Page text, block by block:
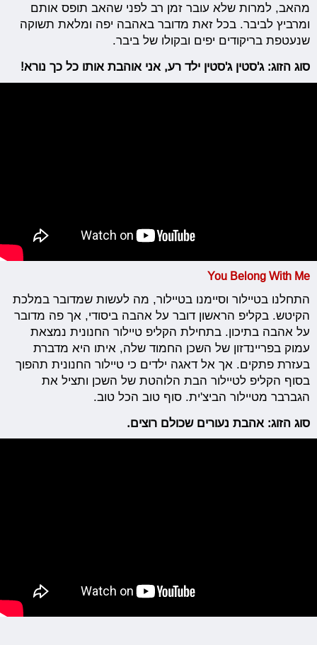
מהאב, למרות שלא עובר זמן רב לפני שהאב תופס אותם
ומרביץ לביבר. בכל זאת מדובר באהבה יפה ומלאת תשוקה
שנעטפת בריקודים יפים ובקולו של ביבר.
סוג הזוג: ג'סטין ג'סטין ילד רע, אני אוהבת אותו כל כך נורא!
You Belong With Me
התחלנו בטיילור וסיימנו בטיילור, מה לעשות שמדובר במלכת
הקיטש. בקליפ הראשון דובר על אהבה ביסודי, אך פה מדובר
על אהבה בתיכון. בתחילת הקליפ טיילור החנונית נמצאת
עמוק בפריינדזון של השכן החמוד שלה, איתו היא מדברת
בעזרת פתקים. אך אל דאגה ילדים כי טיילור החנונית תהפוך
בסוף הקליפ לטיילור הבת הלוהטת של השכן ותציל את
הגברבר מטיילור הביצ'ית. סוף טוב הכל טוב.
סוג הזוג: אהבת נעורים שכולם רוצים.